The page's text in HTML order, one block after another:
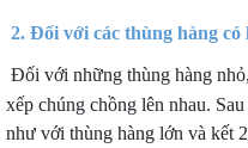
2. Đối với các thùng hàng
Đối với những thùng hàng
xếp chúng chồng lên nhau.
như với thùng hàng lớn và kết